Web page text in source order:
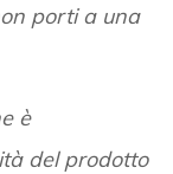
porti a una
è
del prodotto